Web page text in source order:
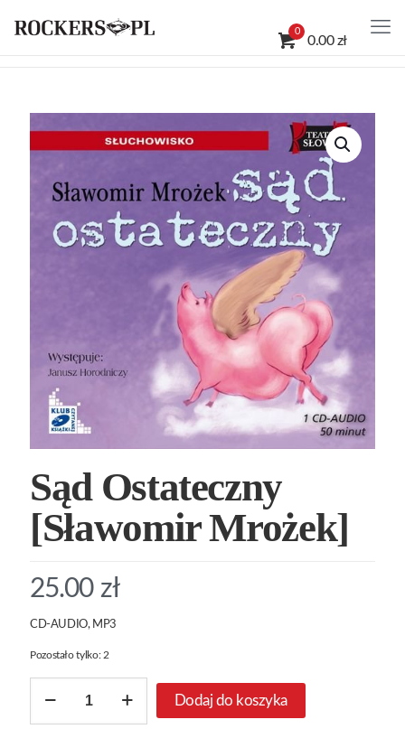
0
0.00 zł
Sąd Ostateczny
[Sławomir Mrożek]
25.00 zł
CD-AUDIO, MP3
Pozostało tylko: 2
Sąd
Dodaj do koszyka